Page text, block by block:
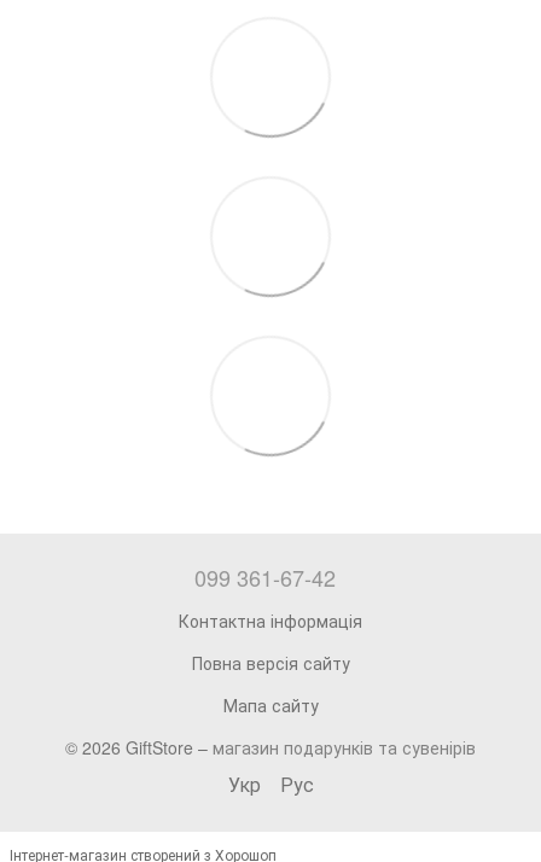
099 361-67-42
Контактна інформація
Повна версія сайту
Мапа сайту
© 2026 GiftStore – магазин подарунків та сувенірів
Укр Рус
Інтернет-магазин створений з Хорошоп